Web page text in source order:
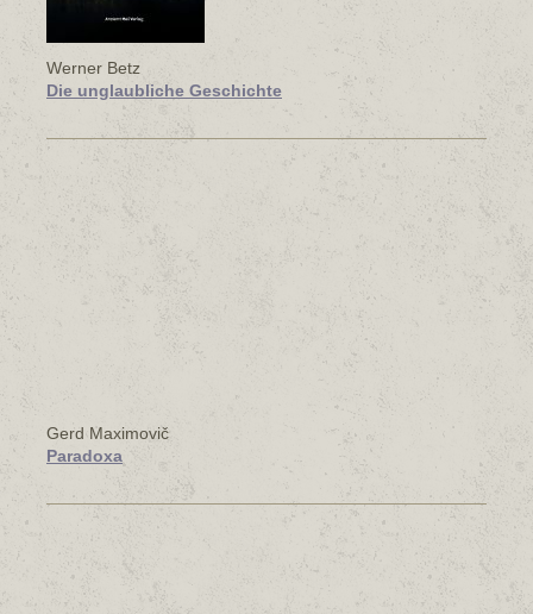
Werner Betz
Die unglaubliche Geschichte
Gerd Maximovič
Paradoxa